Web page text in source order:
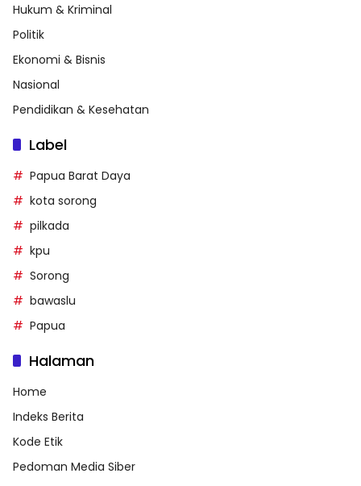
Hukum & Kriminal
Politik
Ekonomi & Bisnis
Nasional
Pendidikan & Kesehatan
Label
Papua Barat Daya
kota sorong
pilkada
kpu
Sorong
bawaslu
Papua
Halaman
Home
Indeks Berita
Kode Etik
Pedoman Media Siber